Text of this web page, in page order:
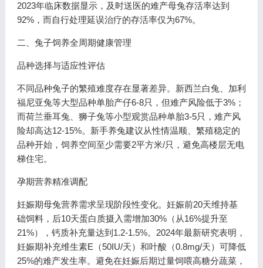
2023年临床数据显示，及时送医的难产母兔存活率达到
92%，而自行处理延误治疗的存活率仅为67%。
二、兔子饲养全周期健康管理
品种选择与适应性评估
不同品种兔子的繁殖难度存在显著差异。新西兰白兔、加利
福尼亚兔等大型品种单胎产仔6-8只，但难产风险低于3%；
而荷兰垂耳兔、狮子兔等小型观赏品种单胎3-5只，难产风
险却高达12-15%。新手养兔建议从性情温顺、繁殖稳定的
品种开始，饲养空间至少需要2平方米/只，避免高楼层无电
梯住宅。
孕期营养精准调配
妊娠期母兔营养需求呈现阶段性变化。妊娠前20天维持基
础饲料，后10天蛋白质摄入需增加30%（从16%提升至
21%），钙质补充量达到1.2-1.5%。2024年最新研究表明，
妊娠期补充维生素E（50IU/天）和叶酸（0.8mg/天）可降低
25%的难产发生率。避免在妊娠后期过量饲喂高糖分蔬菜，